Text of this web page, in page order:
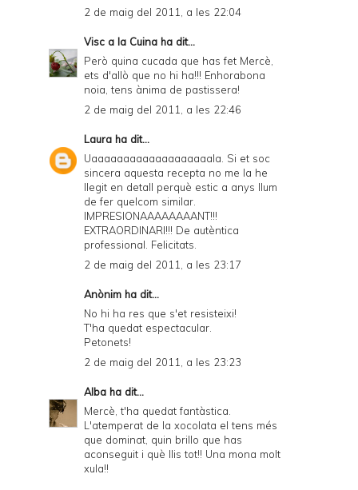
2 de maig del 2011, a les 22:04
Visc a la Cuina ha dit...
Però quina cucada que has fet Mercè,
ets d'allò que no hi ha!!! Enhorabona
noia, tens ànima de pastissera!
2 de maig del 2011, a les 22:46
Laura ha dit...
Uaaaaaaaaaaaaaaaaaaala. Si et soc
sincera aquesta recepta no me la he
llegit en detall perquè estic a anys llum
de fer quelcom similar.
IMPRESIONAAAAAAAANT!!!
EXTRAORDINARI!!! De autèntica
professional. Felicitats.
2 de maig del 2011, a les 23:17
Anònim ha dit...
No hi ha res que s'et resisteixi!
T'ha quedat espectacular.
Petonets!
2 de maig del 2011, a les 23:23
Alba ha dit...
Mercè, t'ha quedat fantàstica.
L'atemperat de la xocolata el tens més
que dominat, quin brillo que has
aconseguit i què llis tot!! Una mona molt
xula!!